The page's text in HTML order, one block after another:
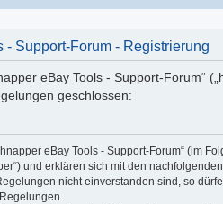
- Support-Forum - Registrierung
eBay Tools - Support-Forum“
geschlossen:
eBay Tools - Support-Forum“ (im
und erklären sich mit den
nicht einverstanden sind, so